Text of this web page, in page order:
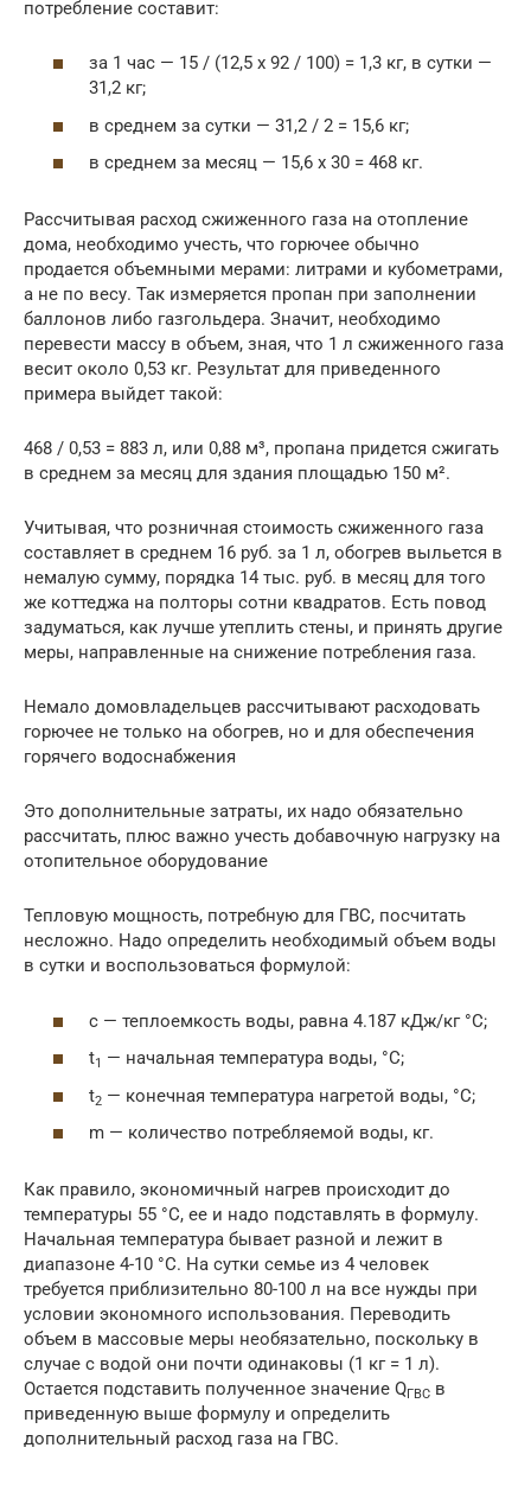
потребление составит:
за 1 час — 15 / (12,5 х 92 / 100) = 1,3 кг, в сутки —
31,2 кг;
в среднем за сутки — 31,2 / 2 = 15,6 кг;
в среднем за месяц — 15,6 х 30 = 468 кг.
Рассчитывая расход сжиженного газа на отопление
дома, необходимо учесть, что горючее обычно
продается объемными мерами: литрами и кубометрами,
а не по весу. Так измеряется пропан при заполнении
баллонов либо газгольдера. Значит, необходимо
перевести массу в объем, зная, что 1 л сжиженного газа
весит около 0,53 кг. Результат для приведенного
примера выйдет такой:
468 / 0,53 = 883 л, или 0,88 м³, пропана придется сжигать
в среднем за месяц для здания площадью 150 м².
Учитывая, что розничная стоимость сжиженного газа
составляет в среднем 16 руб. за 1 л, обогрев выльется в
немалую сумму, порядка 14 тыс. руб. в месяц для того
же коттеджа на полторы сотни квадратов. Есть повод
задуматься, как лучше утеплить стены, и принять другие
меры, направленные на снижение потребления газа.
Немало домовладельцев рассчитывают расходовать
горючее не только на обогрев, но и для обеспечения
горячего водоснабжения
Это дополнительные затраты, их надо обязательно
рассчитать, плюс важно учесть добавочную нагрузку на
отопительное оборудование
Тепловую мощность, потребную для ГВС, посчитать
несложно. Надо определить необходимый объем воды
в сутки и воспользоваться формулой:
с — теплоемкость воды, равна 4.187 кДж/кг °С;
t1
— начальная температура воды, °С;
t2 — конечная температура нагретой воды, °С;
m — количество потребляемой воды, кг.
Как правило, экономичный нагрев происходит до
температуры 55 °С, ее и надо подставлять в формулу.
Начальная температура бывает разной и лежит в
диапазоне 4-10 °С. На сутки семье из 4 человек
требуется приблизительно 80-100 л на все нужды при
условии экономного использования. Переводить
объем в массовые меры необязательно, поскольку в
случае с водой они почти одинаковы (1 кг = 1 л).
Остается подставить полученное значение QГВС в
приведенную выше формулу и определить
дополнительный расход газа на ГВС.